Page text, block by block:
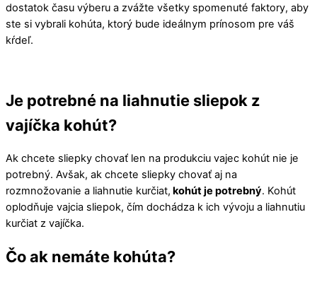
dostatok času výberu a zvážte všetky spomenuté faktory, aby
ste si vybrali kohúta, ktorý bude ideálnym prínosom pre váš
kŕdeľ.
Je potrebné na liahnutie sliepok z
vajíčka kohút?
Ak chcete sliepky chovať len na produkciu vajec kohút nie je
potrebný. Avšak, ak chcete sliepky chovať aj na
rozmnožovanie a liahnutie kurčiat, kohút je potrebný. Kohút
oplodňuje vajcia sliepok, čím dochádza k ich vývoju a liahnutiu
kurčiat z vajíčka.
Čo ak nemáte kohúta?